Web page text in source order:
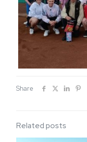
Share
Related posts